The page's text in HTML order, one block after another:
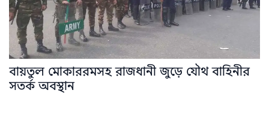
বায়তুল মোকাররমসহ রাজধানী জুড়ে যৌথ বাহিনীর
সতর্ক অবস্থান